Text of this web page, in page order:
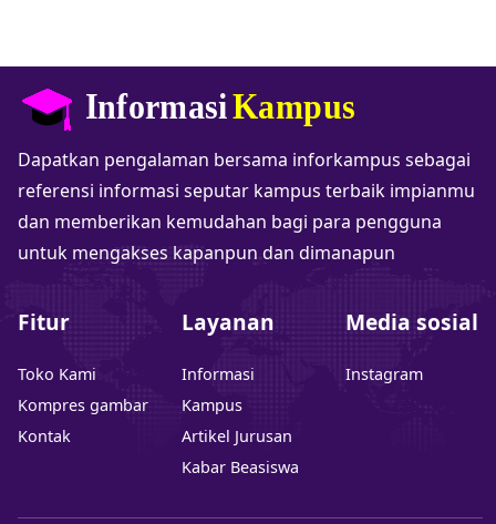
Dapatkan pengalaman bersama inforkampus sebagai
referensi informasi seputar kampus terbaik impianmu
dan memberikan kemudahan bagi para pengguna
untuk mengakses kapanpun dan dimanapun
Fitur
Toko Kami
Kompres gambar
Kontak
Layanan
Informasi
Kampus
Artikel Jurusan
Kabar Beasiswa
Media sosial
Instagram